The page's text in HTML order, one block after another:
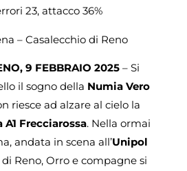
23, attacco 36%
– Casalecchio di Reno
9 FEBBRAIO 2025 – Si
il sogno della Numia Vero
riesce ad alzare al cielo la
Frecciarossa. Nella ormai
andata in scena all’Unipol
Reno, Orro e compagne si